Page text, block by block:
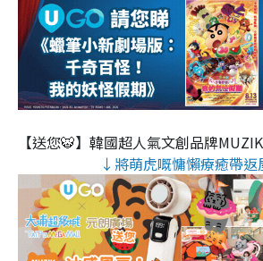
【送您🐯】韓國超人氣文創品牌
↓將萌虎嘅慵懶療癒帶返